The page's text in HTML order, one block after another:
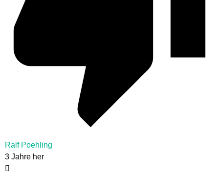
Ralf Poehling
3 Jahre her